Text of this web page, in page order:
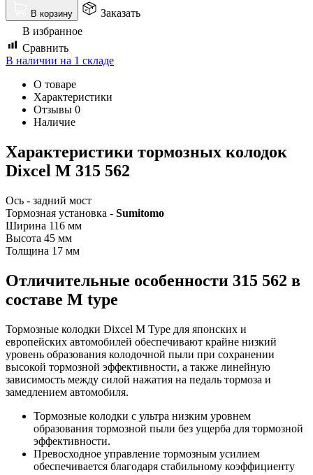
В корзину
Заказать
В избранное
Сравнить
В наличии на 1 складе
О товаре
Характеристики
Отзывы 0
Наличие
Характеристики тормозных колодок
Dixcel M 315 562
Ось - задний мост
Тормозная установка - Sumitomo
Ширина 116 мм
Высота 45 мм
Толщина 17 мм
Отличительные особенности 315 562 в
составе M type
Тормозные колодки Dixcel M Type для японских и
европейских автомобилей обеспечивают крайне низкий
уровень образования колодочной пыли при сохранении
высокой тормозной эффективности, а также линейную
зависимость между силой нажатия на педаль тормоза и
замедлением автомобиля.
Тормозные колодки с ультра низким уровнем
образования тормозной пыли без ущерба для тормозной
эффективности.
Превосходное управление тормозным усилием
обеспечивается благодаря стабильному коэффициенту